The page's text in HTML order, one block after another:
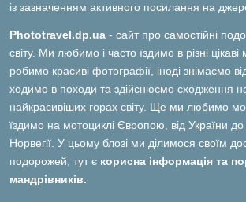
із зазначенням активного посилання на
Phototravel.dp.ua - сайт про самостійні
світу. Ми любимо і часто їздимо в різні цікаві
робимо красиві фотографії, іноді знімаємо
ходимо в походи та здійснюємо сходження
найкрасивіших горах світу. Ще ми любимо
їздимо на мотоциклі Європою, від України до
Норвегії. У цьому блозі ми ділимося своїм
подорожей, тут є корисна інформація та
мандрівників.